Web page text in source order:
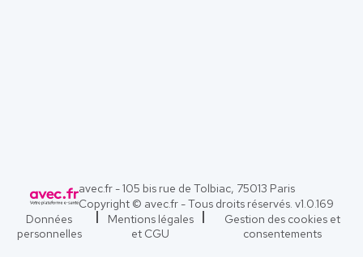
avec.fr - 105 bis rue de Tolbiac, 75013 Paris
Copyright © avec.fr - Tous droits réservés. v1.0.169
Données
personnelles
Mentions légales
et CGU
Gestion des cookies et
consentements